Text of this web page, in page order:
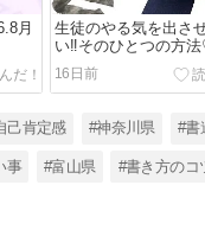
月
生徒のやる気を出さ
い‼️そのひとつの方
16日前
己肯定感 #神奈川県 #書
事 #富山県 #書き方のコ